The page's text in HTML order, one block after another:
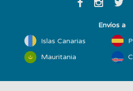
Envíos a
Islas Canarias
Mauritania